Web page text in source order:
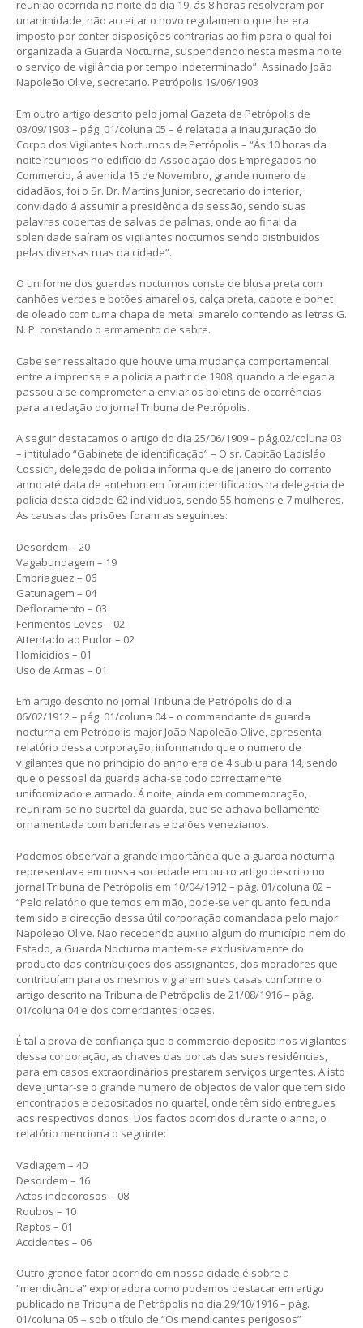
reunião ocorrida na noite do dia 19, ás 8 horas resolveram por
unanimidade, não acceitar o novo regulamento que lhe era
imposto por conter disposições contrarias ao fim para o qual foi
organizada a Guarda Nocturna, suspendendo nesta mesma noite
o serviço de vigilância por tempo indeterminado”. Assinado João
Napoleão Olive, secretario. Petrópolis 19/06/1903
Em outro artigo descrito pelo jornal Gazeta de Petrópolis de
03/09/1903 – pág. 01/coluna 05 – é relatada a inauguração do
Corpo dos Vigilantes Nocturnos de Petrópolis – “Ás 10 horas da
noite reunidos no edifício da Associação dos Empregados no
Commercio, á avenida 15 de Novembro, grande numero de
cidadãos, foi o Sr. Dr. Martins Junior, secretario do interior,
convidado á assumir a presidência da sessão, sendo suas
palavras cobertas de salvas de palmas, onde ao final da
solenidade saíram os vigilantes nocturnos sendo distribuídos
pelas diversas ruas da cidade”.
O uniforme dos guardas nocturnos consta de blusa preta com
canhões verdes e botões amarellos, calça preta, capote e bonet
de oleado com tuma chapa de metal amarelo contendo as letras G.
N. P. constando o armamento de sabre.
Cabe ser ressaltado que houve uma mudança comportamental
entre a imprensa e a policia a partir de 1908, quando a delegacia
passou a se comprometer a enviar os boletins de ocorrências
para a redação do jornal Tribuna de Petrópolis.
A seguir destacamos o artigo do dia 25/06/1909 – pág.02/coluna 03
– intitulado “Gabinete de identificação” – O sr. Capitão Ladisláo
Cossich, delegado de policia informa que de janeiro do corrento
anno até data de antehontem foram identificados na delegacia de
policia desta cidade 62 individuos, sendo 55 homens e 7 mulheres.
As causas das prisões foram as seguintes:
Desordem – 20
Vagabundagem – 19
Embriaguez – 06
Gatunagem – 04
Defloramento – 03
Ferimentos Leves – 02
Attentado ao Pudor – 02
Homicidios – 01
Uso de Armas – 01
Em artigo descrito no jornal Tribuna de Petrópolis do dia
06/02/1912 – pág. 01/coluna 04 – o commandante da guarda
nocturna em Petrópolis major João Napoleão Olive, apresenta
relatório dessa corporação, informando que o numero de
vigilantes que no principio do anno era de 4 subiu para 14, sendo
que o pessoal da guarda acha-se todo correctamente
uniformizado e armado. Á noite, ainda em commemoração,
reuniram-se no quartel da guarda, que se achava bellamente
ornamentada com bandeiras e balões venezianos.
Podemos observar a grande importância que a guarda nocturna
representava em nossa sociedade em outro artigo descrito no
jornal Tribuna de Petrópolis em 10/04/1912 – pág. 01/coluna 02 –
“Pelo relatório que temos em mão, pode-se ver quanto fecunda
tem sido a direcção dessa útil corporação comandada pelo major
Napoleão Olive. Não recebendo auxilio algum do município nem do
Estado, a Guarda Nocturna mantem-se exclusivamente do
producto das contribuições dos assignantes, dos moradores que
contribuíam para os mesmos vigiarem suas casas conforme o
artigo descrito na Tribuna de Petrópolis de 21/08/1916 – pág.
01/coluna 04 e dos comerciantes locaes.
É tal a prova de confiança que o commercio deposita nos vigilantes
dessa corporação, as chaves das portas das suas residências,
para em casos extraordinários prestarem serviços urgentes. A isto
deve juntar-se o grande numero de objectos de valor que tem sido
encontrados e depositados no quartel, onde têm sido entregues
aos respectivos donos. Dos factos ocorridos durante o anno, o
relatório menciona o seguinte:
Vadiagem – 40
Desordem – 16
Actos indecorosos – 08
Roubos – 10
Raptos – 01
Accidentes – 06
Outro grande fator ocorrido em nossa cidade é sobre a
“mendicância” exploradora como podemos destacar em artigo
publicado na Tribuna de Petrópolis no dia 29/10/1916 – pág.
01/coluna 05 – sob o título de “Os mendicantes perigosos”